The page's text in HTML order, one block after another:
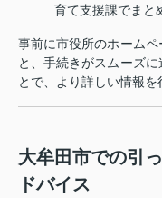
育て支援課でまと
事前に市役所のホームペ
と、手続きがスムーズ
とで、より詳しい情報を
大牟田市での引
ドバイス